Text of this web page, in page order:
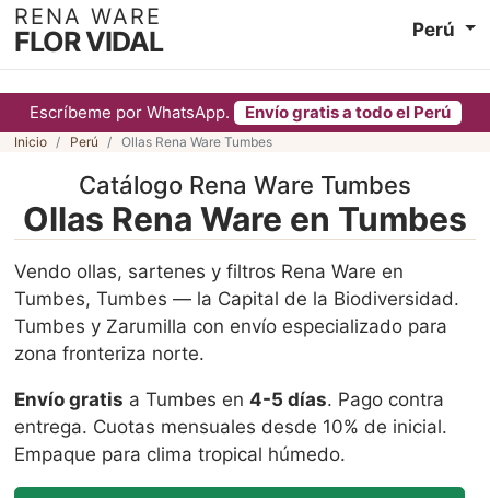
Escríbeme por WhatsApp. Envío gratis a todo el Perú
RENA WARE
FLOR VIDAL Perú
Inicio Perú Ollas Rena Ware Tumbes
Catálogo Rena Ware Tumbes
Ollas Rena Ware en Tumbes
Vendo ollas, sartenes y filtros Rena Ware en
Tumbes, Tumbes — la Capital de la Biodiversidad.
Tumbes y Zarumilla con envío especializado para
zona fronteriza norte.
Envío gratis a Tumbes en 4-5 días. Pago contra
entrega. Cuotas mensuales desde 10% de inicial.
Empaque para clima tropical húmedo.